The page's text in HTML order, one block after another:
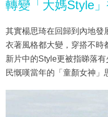
轉變「大媽Style
其實楊思琦在回歸到內地發
衣著風格都大變，穿搭不時
新片中的Style更被指睇落
民慨嘆當年的「童顏女神」